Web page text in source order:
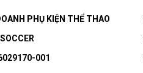
PHỤ KIỆN THỂ THAO
001